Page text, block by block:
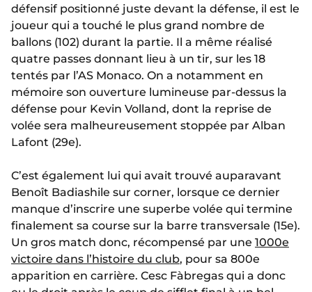
défensif positionné juste devant la défense, il est le
joueur qui a touché le plus grand nombre de
ballons (102) durant la partie. Il a même réalisé
quatre passes donnant lieu à un tir, sur les 18
tentés par l’AS Monaco. On a notamment en
mémoire son ouverture lumineuse par-dessus la
défense pour Kevin Volland, dont la reprise de
volée sera malheureusement stoppée par Alban
Lafont (29e).
C’est également lui qui avait trouvé auparavant
Benoît Badiashile sur corner, lorsque ce dernier
manque d’inscrire une superbe volée qui termine
finalement sa course sur la barre transversale (15e).
Un gros match donc, récompensé par une 1000e
victoire dans l’histoire du club, pour sa 800e
apparition en carrière. Cesc Fàbregas qui a donc